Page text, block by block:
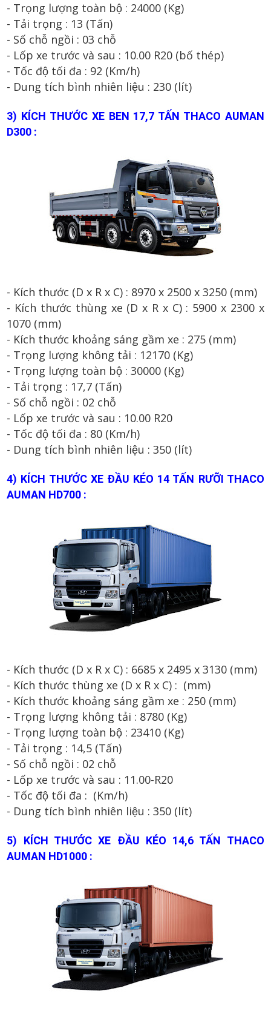
- Trọng lượng toàn bộ : 24000 (Kg)
- Tải trọng : 13 (Tấn)
- Số chỗ ngồi : 03 chỗ
- Lốp xe trước và sau : 10.00 R20 (bố thép)
- Tốc độ tối đa : 92 (Km/h)
- Dung tích bình nhiên liệu : 230 (lít)
3) KÍCH THƯỚC XE BEN 17,7 TẤN THACO AUMAN
D300 :
- Kích thước (D x R x C) : 8970 x 2500 x 3250 (mm)
- Kích thước thùng xe (D x R x C) : 5900 x 2300x
1070 (mm)
- Kích thước khoảng sáng gầm xe : 275 (mm)
- Trọng lượng không tải : 12170 (Kg)
- Trọng lượng toàn bộ :30000 (Kg)
- Tải trọng : 17,7 (Tấn)
- Số chỗ ngồi : 02 chỗ
- Lốp xe trước và sau : 10.00 R20
- Tốc độ tối đa : 80 (Km/h)
- Dung tích bình nhiên liệu :350 (lít)
4) KÍCH THƯỚC XE ĐẦU KÉO 14 TẤN RƯỠI THACO
AUMAN HD700 :
- Kích thước (D x R x C) : 6685 x 2495 x 3130 (mm)
- Kích thước thùng xe (D x R x C) : (mm)
- Kích thước khoảng sáng gầm xe : 250 (mm)
- Trọng lượng không tải : 8780 (Kg)
- Trọng lượng toàn bộ : 23410 (Kg)
- Tải trọng : 14,5 (Tấn)
- Số chỗ ngồi : 02 chỗ
- Lốp xe trước và sau : 1 1.00-R20
- Tốc độ tối đa : (Km/h)
- Dung tích bình nhiên liệu :350 (lít)
5) KÍCH THƯỚC XE ĐẦU KÉO 14,6 TẤN THACO
AUMAN HD1000 :